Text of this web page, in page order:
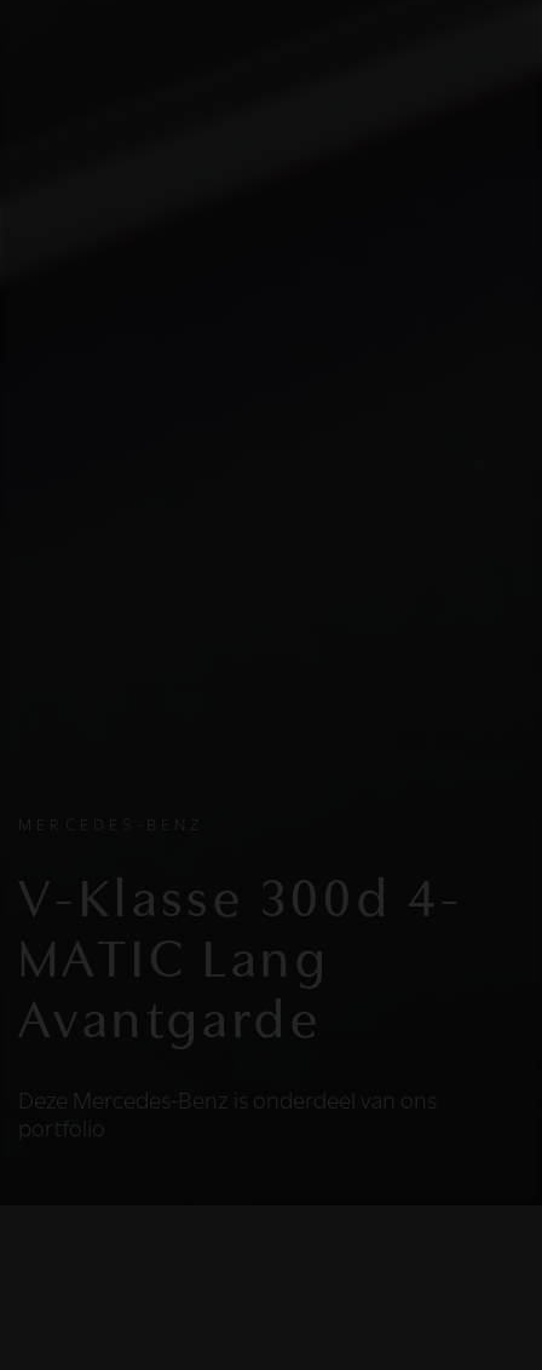
MERCEDES-BENZ
V-Klasse 300d 4-
MATIC Lang
Avantgarde
Deze Mercedes-Benz is onderdeel van ons
portfolio